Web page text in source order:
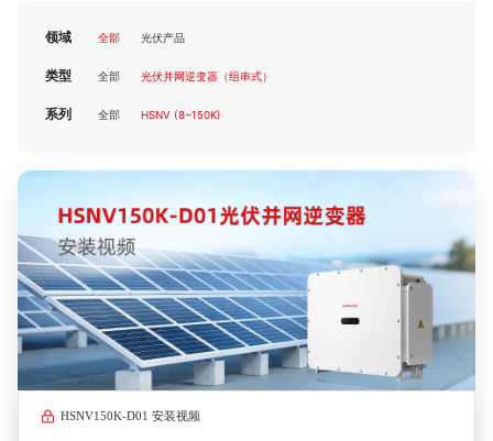
领域 全部 光伏产品
类型 全部 光伏并网逆变器（组串式）
系列 全部 HSNV (8~150K)
HSNV150K-D01 安装视频